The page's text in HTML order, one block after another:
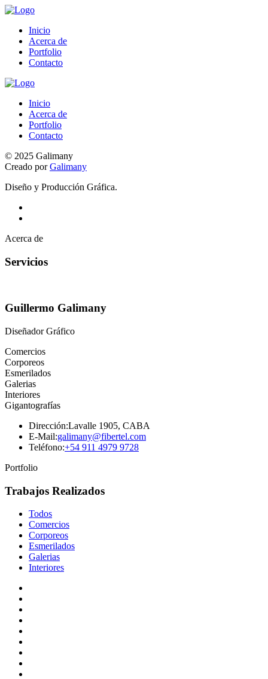
Inicio
Acerca de
Portfolio
Contacto
Inicio
Acerca de
Portfolio
Contacto
© 2025 Galimany
Creado porGalimany
Diseño y Producción Gráfica.
Acerca de
Servicios
Guillermo Galimany
Diseñador Gráfico
Comercios
Corporeos
Esmerilados
Galerias
Interiores
Gigantografías
Dirección:Lavalle 1905, CABA
E-Mail:galimany@fibertel.com
Teléfono:+54 911 4979 9728
Portfolio
Trabajos Realizados
Todos
Comercios
Corporeos
Esmerilados
Galerias
Interiores